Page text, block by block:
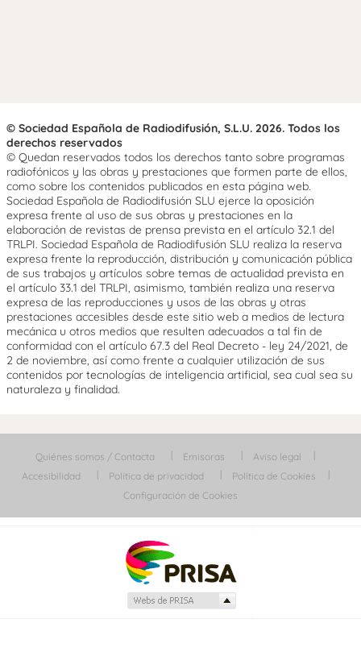
© Sociedad Española de Radiodifusión, S.L.U. 2026. Todos los
derechos reservados
© Quedan reservados todos los derechos tanto sobre programas
radiofónicos y las obras y prestaciones que formen parte de ellos,
como sobre los contenidos publicados en esta página web.
Sociedad Española de Radiodifusión SLU ejerce la oposición
expresa frente al uso de sus obras y prestaciones en la
elaboración de revistas de prensa prevista en el artículo 32.1 del
TRLPI. Sociedad Española de Radiodifusión SLU realiza la reserva
expresa frente la reproducción, distribución y comunicación pública
de sus trabajos y artículos sobre temas de actualidad prevista en
el artículo 33.1 del TRLPI, asimismo, también realiza una reserva
expresa de las reproducciones y usos de las obras y otras
prestaciones accesibles desde este sitio web a medios de lectura
mecánica u otros medios que resulten adecuados a tal fin de
conformidad con el artículo 67.3 del Real Decreto - ley 24/2021, de
2 de noviembre, así como frente a cualquier utilización de sus
contenidos por tecnologías de inteligencia artificial, sea cual sea su
naturaleza y finalidad.
Quiénes somos / Contacta Emisoras
Aviso legal
Accesibilidad
Política de privacidad
Política de Cookies
Configuración de Cookies